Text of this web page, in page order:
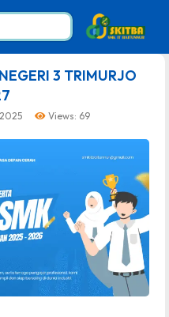
3 TRIMURJO
Views: 69